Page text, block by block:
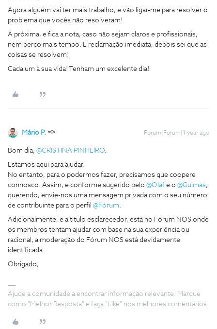
Agora alguém vai ter mais trabalho, e vão ligar-me para resolver o
problema que vocês não resolveram!
À próxima, e fica a nota, caso não sejam claros e profissionais,
nem perco mais tempo. É reclamação imediata, depois sei que as
coisas se resolvem!
Cada um à sua vida! Tenham um excelente dia!
Mário P. Forum|Forum|1 year ago
Bom dia, @CRISTINA PINHEIRO.
Estamos aqui para ajudar.
No entanto, para o podermos fazer, precisamos que coopere
connosco. Assim, e conforme sugerido pelo @Olaf e o @Guimas,
querendo, envie-nos uma mensagem privada com o seu número
de contribuinte para o perfil @Fórum.
Adicionalmente, e a título esclarecedor, está no Fórum NOS onde
os membros tentam ajudar com base na sua experiência ou
racional, a moderação do Fórum NOS está devidamente
identificada.
Obrigado,
Ajude a comunidade a encontrar informação relevante. Marque
como "Melhor Resposta" e faça "Like" nos melhores comentários.